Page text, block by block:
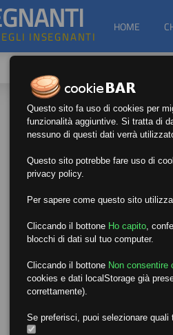
INSEGNANTI
HOME
Questo sito fa uso di cookies per
funzionalità aggiuntive. Si tratta di
nessuno di questi dati verrà
Questo sito potrebbe fare uso di
privacy policy.
Per sapere come questo sito
Cliccando il bottone Ho capito,
blocchi di dati sul tuo computer.
Cliccando il bottone Non consentire
cookies e dati localStorage già
correttamente).
Se preferisci, puoi selezionare